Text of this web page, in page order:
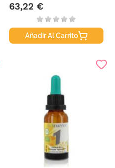
Precio
63,22 €
Añadir Al Carrito